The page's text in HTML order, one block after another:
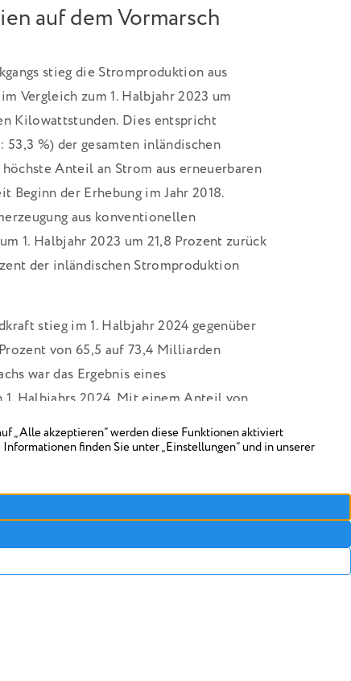
auf dem Vormarsch
stieg die Stromproduktion aus
Vergleich zum 1. Halbjahr 2023 um
Kilowattstunden. Dies entspricht
53,3 %) der gesamten inländischen
Anteil an Strom aus erneuerbaren
Beginn der Erhebung im Jahr 2018.
aus konventionellen
1. Halbjahr 2023 um 21,8 Prozent zurück
der inländischen Stromproduktion
stieg im 1. Halbjahr 2024 gegenüber
von 65,5 auf 73,4 Milliarden
war das Ergebnis eines
Halbjahrs 2024. Mit einem Anteil von
im 1. Halbjahr 2024 der mit
in der inländischen Stromproduktion.
1. Halbjahr 2023 stieg die Einspeisung
Dies entspricht 13,9
bleiben weiter